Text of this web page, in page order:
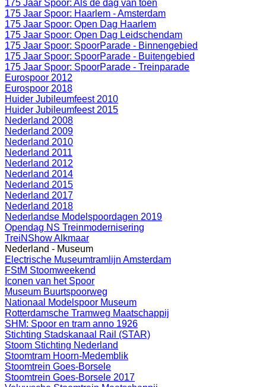
175 Jaar Spoor: Als de dag van toen
175 Jaar Spoor: Haarlem - Amsterdam
175 Jaar Spoor: Open Dag Haarlem
175 Jaar Spoor: Open Dag Leidschendam
175 Jaar Spoor: SpoorParade - Binnengebied
175 Jaar Spoor: SpoorParade - Buitengebied
175 Jaar Spoor: SpoorParade - Treinparade
Eurospoor 2012
Eurospoor 2018
Huider Jubileumfeest 2010
Huider Jubileumfeest 2015
Nederland 2008
Nederland 2009
Nederland 2010
Nederland 2011
Nederland 2012
Nederland 2014
Nederland 2015
Nederland 2017
Nederland 2018
Nederlandse Modelspoordagen 2019
Opendag NS Treinmodernisering
TreiNShow Alkmaar
Nederland - Museum
Electrische Museumtramlijn Amsterdam
FStM Stoomweekend
Iconen van het Spoor
Museum Buurtspoorweg
Nationaal Modelspoor Museum
Rotterdamsche Tramweg Maatschappij
SHM: Spoor en tram anno 1926
Stichting Stadskanaal Rail (STAR)
Stoom Stichting Nederland
Stoomtram Hoorn-Medemblik
Stoomtrein Goes-Borsele
Stoomtrein Goes-Borsele 2017